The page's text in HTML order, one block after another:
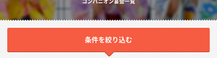
条件を絞り込む